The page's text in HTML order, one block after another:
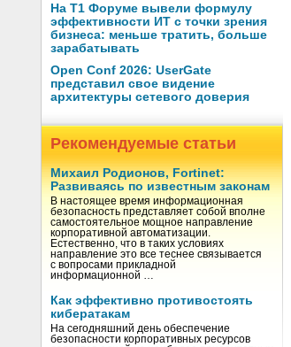
На Т1 Форуме вывели формулу
эффективности ИТ с точки зрения
бизнеса: меньше тратить, больше
зарабатывать
Open Conf 2026: UserGate
представил свое видение
архитектуры сетевого доверия
Рекомендуемые статьи
Михаил Родионов, Fortinet:
Развиваясь по известным законам
В настоящее время информационная
безопасность представляет собой вполне
самостоятельное мощное направление
корпоративной автоматизации.
Естественно, что в таких условиях
направление это все теснее связывается
с вопросами прикладной
информационной …
Как эффективно противостоять
кибератакам
На сегодняшний день обеспечение
безопасности корпоративных ресурсов